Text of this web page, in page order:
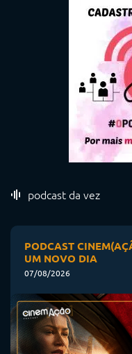
podcast da vez
PODCAST
UM NOVO DIA
07/08/2026